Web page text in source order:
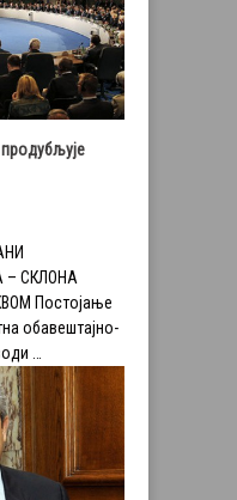
СКЛОНА
Постојање
обавештајно-
…